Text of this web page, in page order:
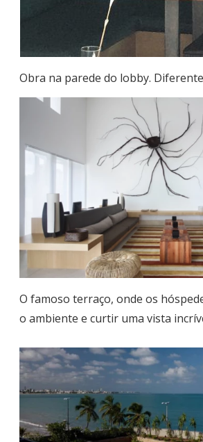
Obra na parede do lobby.
O famoso terraço, onde os
o ambiente e curtir uma vista